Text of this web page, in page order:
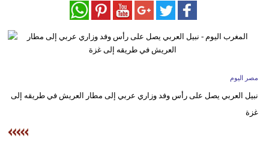
سياحة
مصر اليوم
نبيل العربي يصل على رأس وفد وزاري عربي إلى مطار العريش في طريقه إلى
غزة